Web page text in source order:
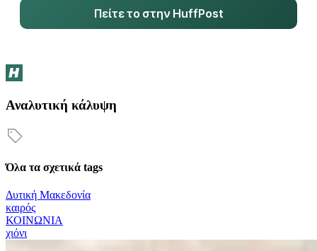
Πείτε το στην HuffPost
Αναλυτική κάλυψη
Όλα τα σχετικά tags
Δυτική Μακεδονία
καιρός
ΚΟΙΝΩΝΙΑ
χιόνι